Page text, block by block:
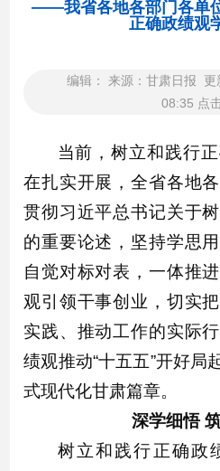
——我省各地各部门各单
正确政绩观
编辑： 来源：甘肃日报 更
08:35 点
当前，树立和践行
在扎实开展，全省各地
贯彻习近平总书记关于
的重要论述，坚持学思
自觉对标对表，一体推
观引领干事创业，切实
实践、推动工作的实际
绩观推动“十五五”开好局
式现代化甘肃篇章。
深学细悟
树立和践行正确政